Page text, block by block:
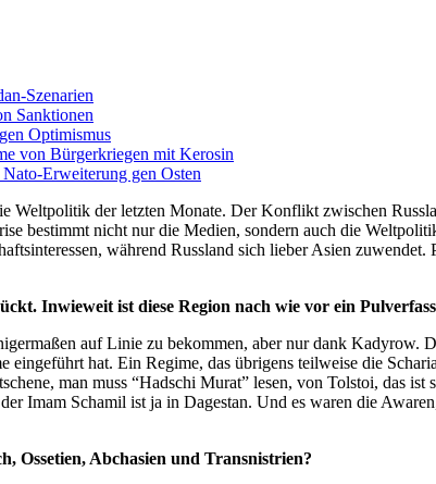
Szenarien
Sanktionen
Optimismus
von Bürgerkriegen mit Kerosin
Erweiterung gen Osten
Weltpolitik der letzten Monate. Der Konflikt zwischen
bestimmt nicht nur die Medien, sondern auch die
während Russland sich lieber Asien
Inwieweit ist diese Region nach wie vor ein
auf Linie zu bekommen, aber nur dank Kadyrow.
eingeführt hat. Ein Regime, das übrigens teilweise die
man muss “Hadschi Murat” lesen, von Tolstoi, das
Imam Schamil ist ja in Dagestan. Und es waren die
Ossetien, Abchasien und Transnistrien?